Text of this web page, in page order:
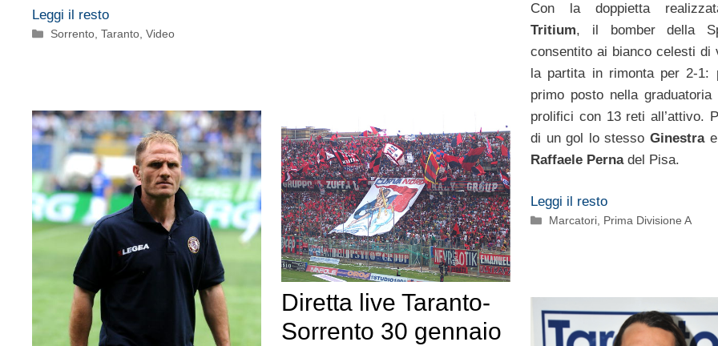
Leggi il resto
Categorie
Sorrento,Taranto,Video
Con la doppietta
Tritium, il bomber della
consentito ai bianco celesti di
la partita in rimonta per 2-1:
primo posto nella graduatoria
prolifici con 13 reti all’attivo.
di un gol lo stessoGinestrae
Raffaele Pernadel Pisa.
Leggi il resto
Categorie
Marcatori, Prima Divisione A
Diretta live Taranto-
Sorrento 30 gennaio